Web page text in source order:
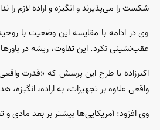
شکست را می‌پذیرند و انگیزه و اراده لازم را
وی در ادامه با مقایسه این وضعیت با
عقب‌نشینی نکرد. این تفاوت، ریشه در
اکبرزاده با طرح این پرسش که «قدرت
واقعی علاوه بر تجهیزات، به اراده،
وی افزود: آمریکایی‌ها بیشتر بر بعد مادی و